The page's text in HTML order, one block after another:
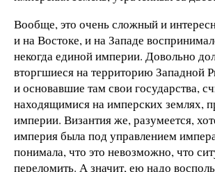
Вообще, это очень сложный и
и на Востоке, и на Западе
некогда единой империи. Довольно
вторгшиеся на территорию Западной
и основавшие там свои государства,
находящимися на имперских землях,
империи. Византия же, разумеется,
империя была под управлением
понимала, что это невозможно, что
переломить. А значит, ею надо